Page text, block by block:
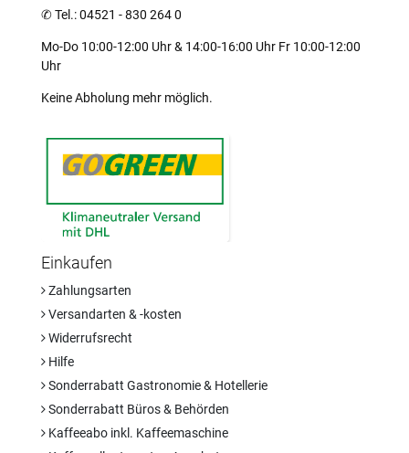
✆Tel.: 04521 - 830 264 0
Mo-Do 10:00-12:00 Uhr & 14:00-16:00 Uhr Fr 10:00-12:00
Uhr
Keine Abholung mehr möglich.
Einkaufen
Zahlungsarten
Versandarten & -kosten
Widerrufsrecht
Hilfe
Sonderrabatt Gastronomie & Hotellerie
Sonderrabatt Büros & Behörden
Kaffeeabo inkl. Kaffeemaschine